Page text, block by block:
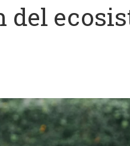
del